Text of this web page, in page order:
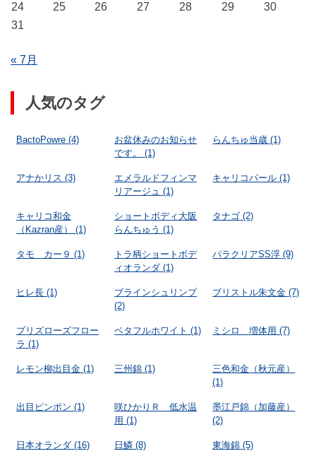
24
25 26 27 28 29
30
31
« 7月
人気のタグ
BactoPowre (4)
お盆休みのお知らせ
です。
(1)
らんちゅ当歳 (1)
アナかリス (3)
エメラルドフィンマ
リアージュ (1)
キャリコパール (1)
キャリコ和金
（Kazran産）
(1)
ショートボディ大阪
らんちゅう (1)
タナゴ (2)
タモ カー９ (1)
トラ柄ショートボデ
ィオランダ (1)
パラクリアSS浮 (9)
ヒレ長 (1)
ブラインシュリンプ
(2)
ブリストル朱文金 (7)
プリズローズフロー
ラ (1)
ベタフルホワイト (1) ミシロ 増体用 (7)
レモン柳出目金 (1) 三州錦 (1)
三色和金（秋元産）
(1)
出目ピンポン (1)
咲ひかりＲ 低水温
用 (1)
墨江戸錦（加藤産）
(2)
日本オランダ (16) 日鱗 (8) 東海錦 (5)